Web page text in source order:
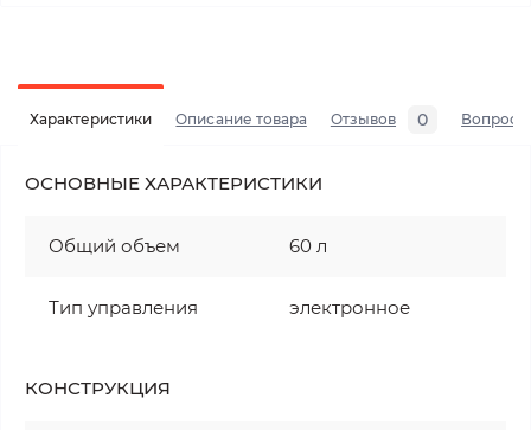
Характеристики Описание товара Отзывов 0 Вопросы
ОСНОВНЫЕ ХАРАКТЕРИСТИКИ
Общий объем 60 л
Тип управления электронное
КОНСТРУКЦИЯ